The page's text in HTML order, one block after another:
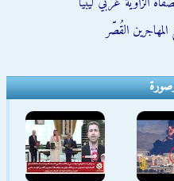
القُصّر